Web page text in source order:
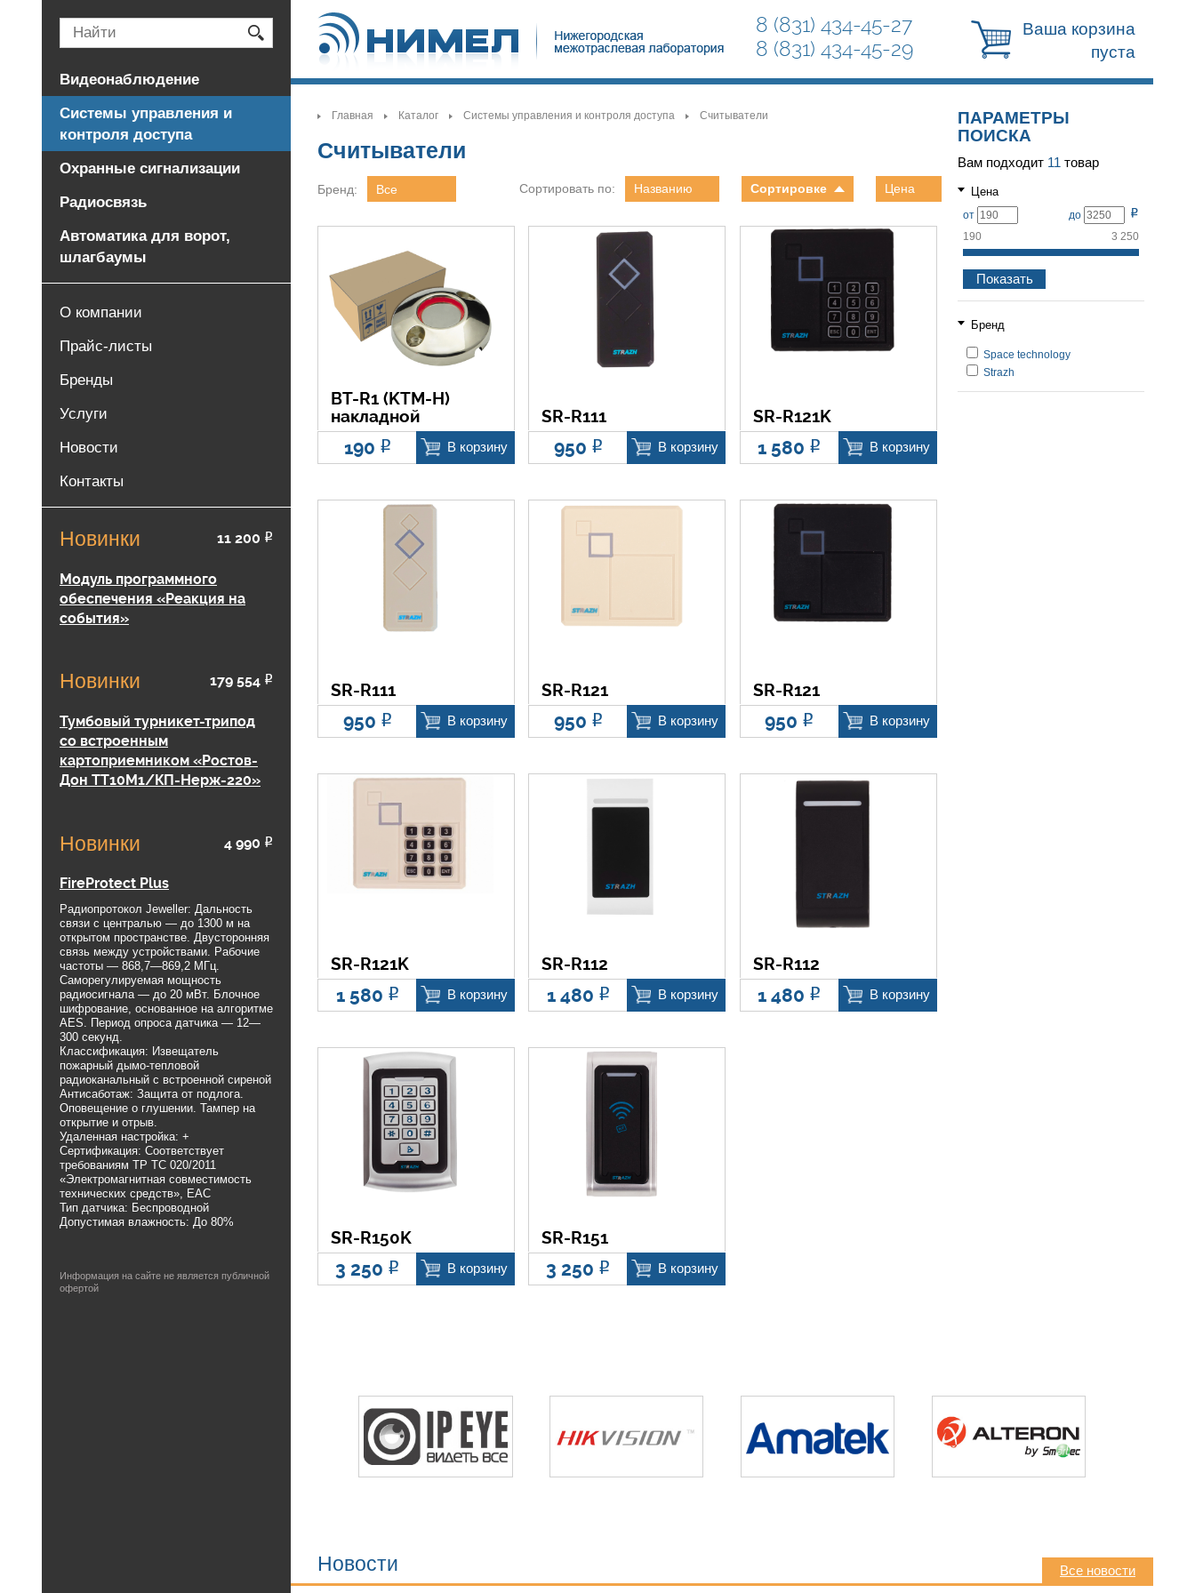
8 (831) 434-45-27
8 (831) 434-45-29
Ваша корзина
пуста
Главная Каталог Системы управления и контроля доступа Считыватели
Считыватели
Бренд: Сортировать по: Названию Сортировке Цена
BT-R1 (KTM-H)
накладной
190 Р В корзину
SR-R111
950 Р В корзину
SR-R121K
1 580 Р В корзину
SR-R111
950 Р В корзину
SR-R121
950 Р В корзину
SR-R121
950 Р В корзину
SR-R121K
1 580 Р В корзину
SR-R112
1 480 Р В корзину
SR-R112
1 480 Р В корзину
SR-R150K
3 250 Р В корзину
SR-R151
3 250 Р В корзину
ПАРАМЕТРЫ
ПОИСКА
Вам подходит 11 товар
Цена
от до
Р
190
3 250
Бренд
Space technology
Strazh
Видеонаблюдение
Системы управления и
контроля доступа
Охранные сигнализации
Радиосвязь
Автоматика для ворот,
шлагбаумы
О компании
Прайс-листы
Бренды
Услуги
Новости
Контакты
Новинки
Модуль программного
обеспечения «Реакция на
события»
11 200 Р
Новинки
Тумбовый турникет-трипод
со встроенным
картоприемником «Ростов-
Дон ТТ10М1/КП-Нерж-220»
179 554 Р
Новинки
FireProtect Plus
4 990 Р
Радиопротокол Jeweller: Дальность
связи с централью — до 1300 м на
открытом пространстве. Двусторонняя
связь между устройствами. Рабочие
частоты — 868,7—869,2 МГц.
Саморегулируемая мощность
радиосигнала — до 20 мВт. Блочное
шифрование, основанное на алгоритме
AES. Период опроса датчика — 12—
300 секунд.
Классификация: Извещатель
пожарный дымо-тепловой
радиоканальный с встроенной сиреной
Антисаботаж: Защита от подлога.
Оповещение о глушении. Тампер на
открытие и отрыв.
Удаленная настройка: +
Сертификация: Соответствует
требованиям ТР ТС 020/2011
«Электромагнитная совместимость
технических средств», EAC
Тип датчика: Беспроводной
Допустимая влажность: До 80%
Информация на сайте не является публичной
офертой
Новости Все новости